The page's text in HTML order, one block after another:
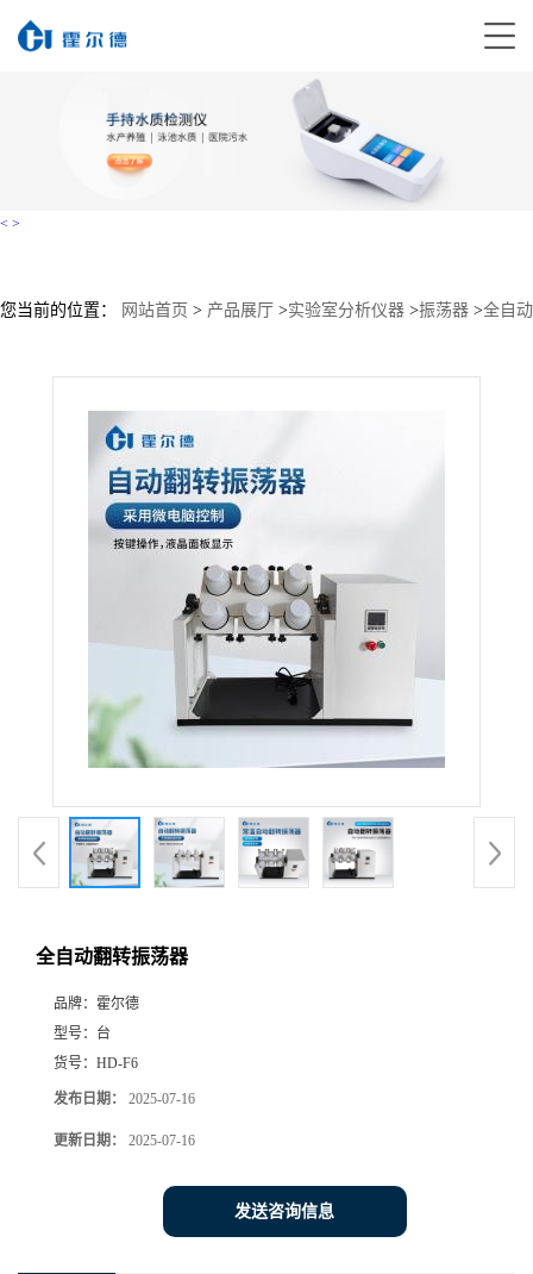
< >
您当前的位置： 网站首页 > 产品展厅 >实验室分析仪器 >振荡器 >全自动
全自动翻转振荡器
品牌： 霍尔德
型号： 台
货号： HD-F6
发布日期： 2025-07-16
更新日期： 2025-07-16
发送咨询信息